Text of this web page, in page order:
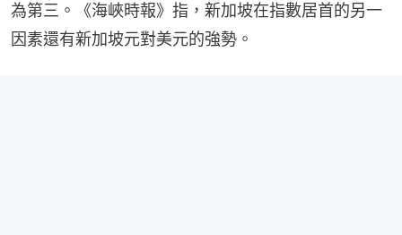
為第三。《海峽時報》指，新加坡在指數居首的另一
因素還有新加坡元對美元的強勢。